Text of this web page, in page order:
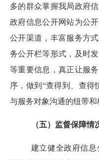
多的群众掌握我局政府
政府信息公开网站为公
公开渠道，丰富服务方
务公开栏等形式，及时
等重要信息，真正让服
序，做到 “查得到、查得
与服务对象沟通的纽带和
（五）监督保障情
建立健全政府信